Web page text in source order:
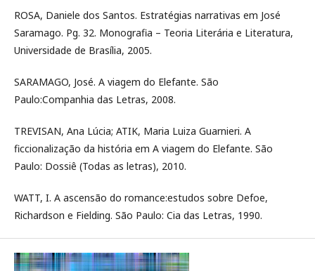
ROSA, Daniele dos Santos. Estratégias narrativas em José
Saramago. Pg. 32. Monografia – Teoria Literária e Literatura,
Universidade de Brasília, 2005.
SARAMAGO, José. A viagem do Elefante. São
Paulo:Companhia das Letras, 2008.
TREVISAN, Ana Lúcia; ATIK, Maria Luiza Guarnieri. A
ficcionalização da história em A viagem do Elefante. São
Paulo: Dossiê (Todas as letras), 2010.
WATT, I. A ascensão do romance:estudos sobre Defoe,
Richardson e Fielding. São Paulo: Cia das Letras, 1990.